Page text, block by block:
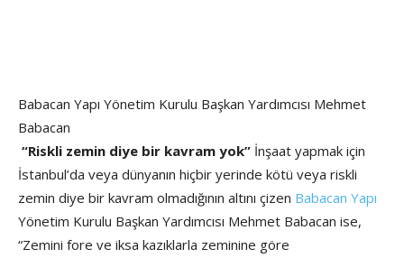
Babacan Yapı Yönetim Kurulu Başkan Yardımcısı Mehmet
Babacan
“Riskli zemin diye bir kavram yok” İnşaat yapmak için
İstanbul’da veya dünyanın hiçbir yerinde kötü veya riskli
zemin diye bir kavram olmadığının altını çizen Babacan Yapı
Yönetim Kurulu Başkan Yardımcısı Mehmet Babacan ise,
“Zemini fore ve iksa kazıklarla zeminine göre